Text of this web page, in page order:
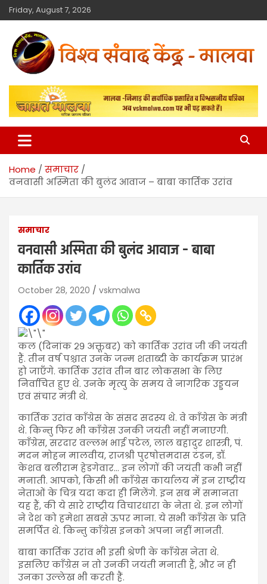
Friday, August 7, 2026
विश्व संवाद केंद्र
मालवा
Home
समाचार
वनवासी अस्मिता की बुलंद आवाज – बाबा कार्तिक उरांव
समाचार
वनवासी अस्मिता की बुलंद आवाज – बाबा
कार्तिक उरांव
October 28, 2020 vskmalwa
कल (दिनांक २९ अक्तूबर) को कार्तिक उरांव जी की जयंती
हैं. तीन वर्ष पश्चात उनके जन्म शताब्दी के कार्यक्रम प्रारंभ
हो जाएँगे. कार्तिक उरांव तीन बार लोकसभा के लिए
निर्वाचित हुए थे. उनके मृत्यु के समय वे नागरिक उड्डयन
एवं संचार मंत्री थे.
कार्तिक उरांव काँग्रेस के संसद सदस्य थे. वे काँग्रेस के मंत्री
थे. किन्तु फिर भी काँग्रेस उनकी जयंती नहीं मनाएगी.
काँग्रेस, सरदार वल्लभ भाई पटेल, लाल बहादुर शास्त्री, पं.
मदन मोहन मालवीय, राजश्री पुरषोत्तमदास टंडन, डॉ.
केशव बलीराम हेडगेवार… इन लोगों की जयंती कभी नहीं
मनाती. आपको, किसी भी काँग्रेस कार्यालय में इन राष्ट्रीय
नेताओं के चित्र यदा कदा ही मिलेंगे. इन सब में समानता
यह हैं, की ये सारे राष्ट्रीय विचारधारा के नेता थे. इन लोगों
ने देश को हमेशा सबसे ऊपर माना. ये सभी काँग्रेस के प्रति
समर्पित थे. किन्तु काँग्रेस इनको अपना नहीं मानती.
बाबा कार्तिक उरांव भी इसी श्रेणी के काँग्रेस नेता थे.
इसलिए काँग्रेस न तो उनकी जयंती मनाती हैं, और न ही
उनका उल्लेख भी करती हैं.